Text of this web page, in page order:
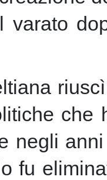
varato
che
negli
fu